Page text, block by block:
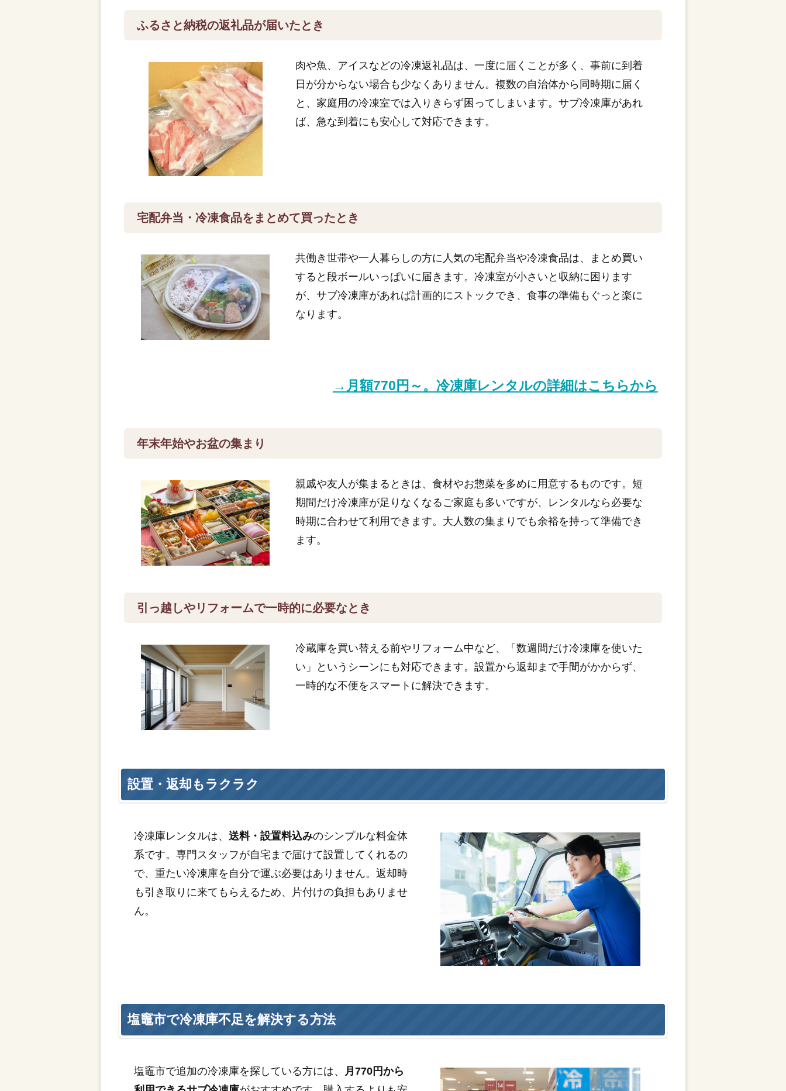
ふるさと納税の返礼品が届いたとき
肉や魚、アイスなどの冷凍返礼品は、一度に届くことが多く、事前に到着
日が分からない場合も少なくありません。複数の自治体から同時期に届く
と、家庭用の冷凍室では入りきらず困ってしまいます。サブ冷凍庫があれ
ば、急な到着にも安心して対応できます。
宅配弁当・冷凍食品をまとめて買ったとき
共働き世帯や一人暮らしの方に人気の宅配弁当や冷凍食品は、まとめ買い
すると段ボールいっぱいに届きます。冷凍室が小さいと収納に困ります
が、サブ冷凍庫があれば計画的にストックでき、食事の準備もぐっと楽に
なります。
→月額770円～。冷凍庫レンタルの詳細はこちらから
年末年始やお盆の集まり
親戚や友人が集まるときは、食材やお惣菜を多めに用意するものです。短
期間だけ冷凍庫が足りなくなるご家庭も多いですが、レンタルなら必要な
時期に合わせて利用できます。大人数の集まりでも余裕を持って準備でき
ます。
引っ越しやリフォームで一時的に必要なとき
冷蔵庫を買い替える前やリフォーム中など、「数週間だけ冷凍庫を使いた
い」というシーンにも対応できます。設置から返却まで手間がかからず、
一時的な不便をスマートに解決できます。
設置・返却もラクラク
冷凍庫レンタルは、送料・設置料込みのシンプルな料金体
系です。専門スタッフが自宅まで届けて設置してくれるの
で、重たい冷凍庫を自分で運ぶ必要はありません。返却時
も引き取りに来てもらえるため、片付けの負担もありませ
ん。
塩竈市で冷凍庫不足を解決する方法
塩竈市で追加の冷凍庫を探している方には、
月770円から